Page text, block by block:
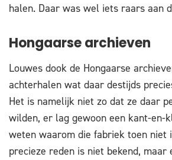
halen. Daar was wel iets raars aan
Hongaarse archieven
Louwes dook de Hongaarse
achterhalen wat daar destijds
Het is namelijk niet zo dat ze daar
wilden, er lag gewoon een kant-en-
weten waarom die fabriek toen niet
precieze reden is niet bekend, maar